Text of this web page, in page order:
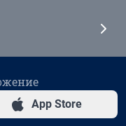
App Store